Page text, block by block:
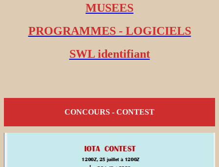
MUSEES
PROGRAMMES - LOGICIELS
SWL identifiant
CONCOURS - CONTEST